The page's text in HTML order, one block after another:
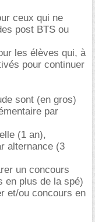
ceux qui ne
post BTS ou
les élèves qui, à
pour continuer
sont (en gros)
par
(1 an),
alternance (3
un concours
en plus de la spé)
et/ou concours en